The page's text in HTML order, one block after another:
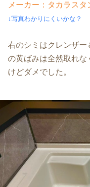
メーカー：タカラスタ
↓写真わかりにくいかな？
右のシミはクレンザ
の黄ばみは全然取れな
けどダメでした。